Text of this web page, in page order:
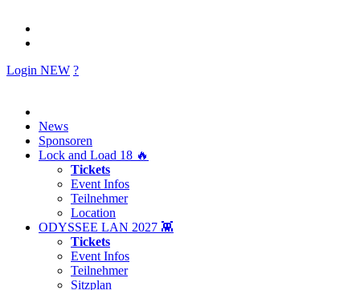
Login NEW ?
News
Sponsoren
Lock and Load 18 🔥
Tickets
Event Infos
Teilnehmer
Location
ODYSSEE LAN 2027 👾
Tickets
Event Infos
Teilnehmer
Sitzplan